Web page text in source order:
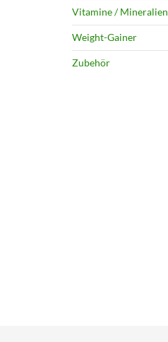
Vitamine / Mineralien
Weight-Gainer
Zubehör